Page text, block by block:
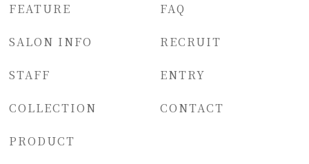
FEATURE
SALON INFO
STAFF
COLLECTION
PRODUCT
FAQ
RECRUIT
ENTRY
CONTACT